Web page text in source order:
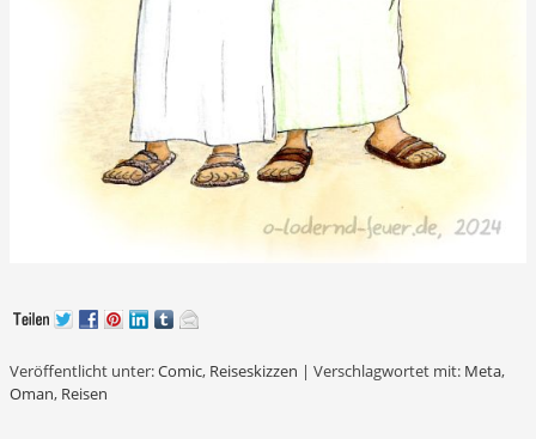
Veröffentlicht unter:Comic, Reiseskizzen | Verschlagwortet mit: Meta,
Oman, Reisen